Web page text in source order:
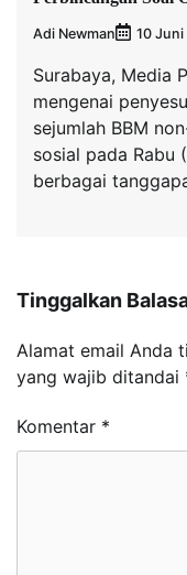
Adi Newman 10
Surabaya, Media
mengenai
sejumlah BBM
sosial pada Rabu
berbagai
Tinggalkan
Alamat email Anda
yang wajib ditandai
Komentar *